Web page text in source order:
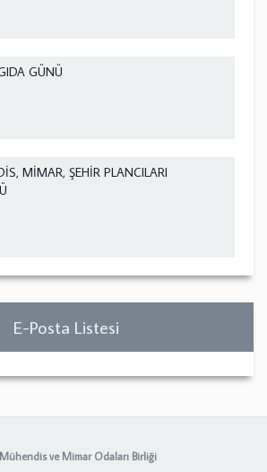
GÜNÜ
MİMAR, ŞEHİR PLANCILARI
E-Posta Listesi
ve Mimar Odaları Birliği